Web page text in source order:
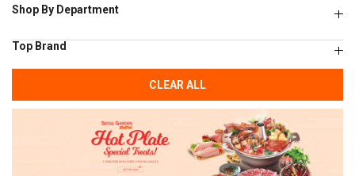
Shop By Department
Top Brand
CLEAR ALL